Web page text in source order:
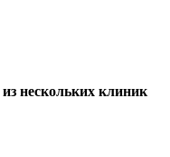
нескольких клиник